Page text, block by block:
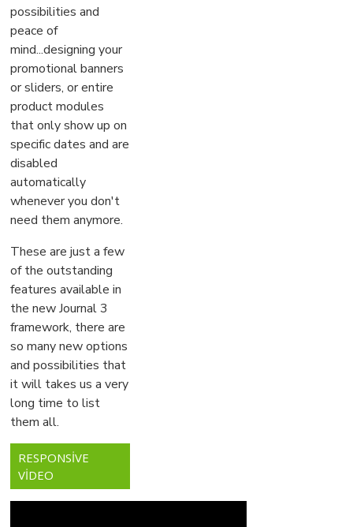
possibilities and
peace of
mind...designing your
promotional banners
or sliders, or entire
product modules
that only show up on
specific dates and are
disabled
automatically
whenever you don't
need them anymore.
These are just a few
of the outstanding
features available in
the new Journal 3
framework, there are
so many new options
and possibilities that
it will takes us a very
long time to list
them all.
RESPONSIVE
VIDEO